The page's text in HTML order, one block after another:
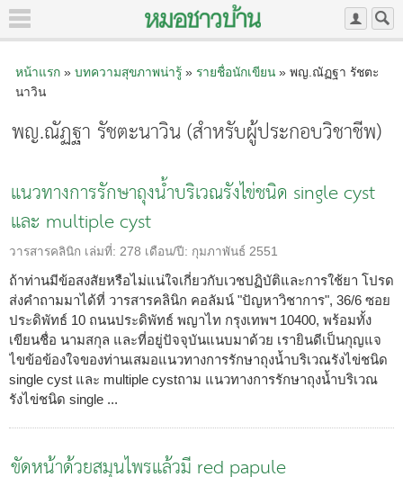
หน้าแรก» บทความสุขภาพน่ารู้» รายชื่อนักเขียน» พญ.ณัฏฐา รัชตะ
นาวิน
พญ.ณัฏฐา รัชตะนาวิน (สำหรับผู้ประกอบวิชาชีพ)
แนวทางการรักษาถุงน้ำบริเวณรังไข่ชนิด single cyst
และ multiple cyst
วารสารคลินิก เล่มที่: 278 เดือน/ปี: กุมภาพันธ์ 2551
ถ้าท่านมีข้อสงสัยหรือไม่แน่ใจเกี่ยวกับเวชปฏิบัติและการใช้ยา โปรด
ส่งคำถามมาได้ที่ วารสารคลินิก คอลัมน์ "ปัญหาวิชาการ", 36/6 ซอย
ประดิพัทธ์ 10 ถนนประดิพัทธ์ พญาไท กรุงเทพฯ 10400, พร้อมทั้ง
เขียนชื่อ นามสกุล และที่อยู่ปัจจุบันแนบมาด้วย เรายินดีเป็นกุญแจ
ไขข้อข้องใจของท่านเสมอแนวทางการรักษาถุงน้ำบริเวณรังไข่ชนิด
single cyst และ multiple cystถาม แนวทางการรักษาถุงน้ำบริเวณ
รังไข่ชนิด single ...
ขัดหน้าด้วยสมุนไพรแล้วมี red papule